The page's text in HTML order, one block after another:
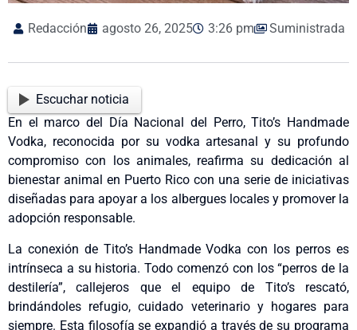
Redacción agosto 26, 2025 3:26 pm Suministrada
Escuchar noticia
En el marco del Día Nacional del Perro, Tito’s Handmade
Vodka, reconocida por su vodka artesanal y su profundo
compromiso con los animales, reafirma su dedicación al
bienestar animal en Puerto Rico con una serie de iniciativas
diseñadas para apoyar a los albergues locales y promover la
adopción responsable.
La conexión de Tito’s Handmade Vodka con los perros es
intrínseca a su historia. Todo comenzó con los “perros de la
destilería”, callejeros que el equipo de Tito’s rescató,
brindándoles refugio, cuidado veterinario y hogares para
siempre. Esta filosofía se expandió a través de su programa